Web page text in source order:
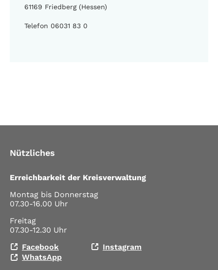
61169 Friedberg (Hessen)
Telefon 06031 83 0
Nützliches
Erreichbarkeit der Kreisverwaltung
Montag bis Donnerstag
07.30-16.00 Uhr
Freitag
07.30-12.30 Uhr
Facebook
Instagram
WhatsApp